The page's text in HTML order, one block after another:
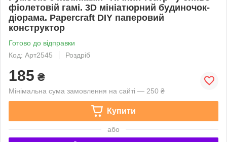
фіолетовій гамі. 3D мініатюрний будиночок-
діорама. Papercraft DIY паперовий
конструктор
Готово до відправки
Код: Арт2545
Роздріб
185 ₴
Мінімальна сума замовлення на сайті — 250 ₴
Купити
або